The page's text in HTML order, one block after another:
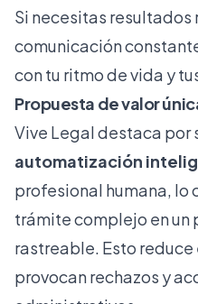
Si necesitas resultados
comunicación
con tu ritmo de vida y
Propuesta de valor
Vive Legal destaca por
automatización
profesional humana, lo
trámite complejo en
rastreable. Esto
provocan rechazos y